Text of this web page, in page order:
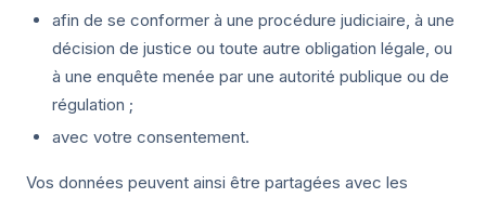
afin de se conformer à une procédure judiciaire, à une
décision de justice ou toute autre obligation légale, ou
à une enquête menée par une autorité publique ou de
régulation ;
avec votre consentement.
Vos données peuvent ainsi être partagées avec les